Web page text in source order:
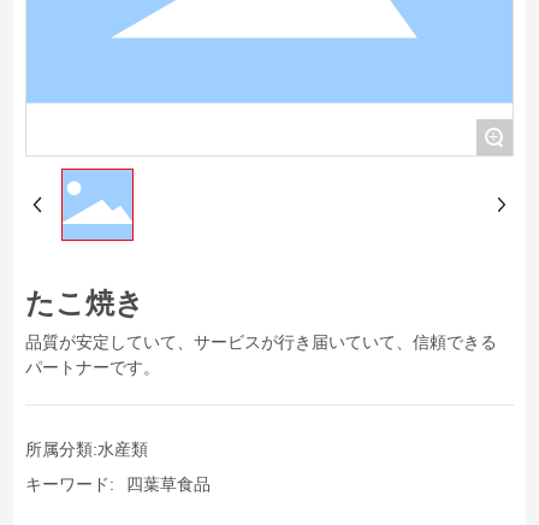
+
たこ焼き
品質が安定していて、サービスが行き届いていて、信頼できる
パートナーです。
所属分類:水産類
キーワード:
四葉草食品